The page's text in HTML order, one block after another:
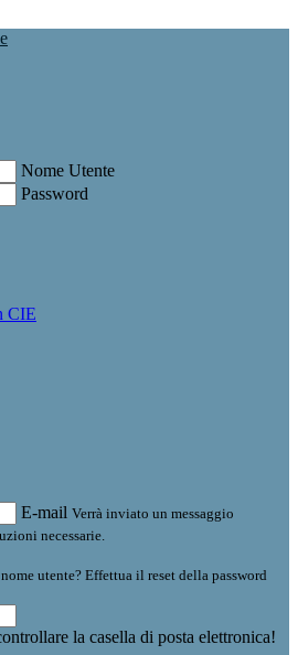
Nome Utente
Password
CIE
E-mail Verrà inviato un messaggio
necessarie.
utente? Effettua il reset della password
la casella di posta elettronica!